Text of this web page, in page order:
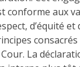
conforme aux
d’équité et
La